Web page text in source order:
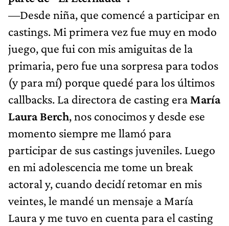
—Desde niña, que comencé a participar en
castings. Mi primera vez fue muy en modo
juego, que fui con mis amiguitas de la
primaria, pero fue una sorpresa para todos
(y para mí) porque quedé para los últimos
callbacks. La directora de casting era María
Laura Berch, nos conocimos y desde ese
momento siempre me llamó para
participar de sus castings juveniles. Luego
en mi adolescencia me tome un break
actoral y, cuando decidí retomar en mis
veintes, le mandé un mensaje a María
Laura y me tuvo en cuenta para el casting